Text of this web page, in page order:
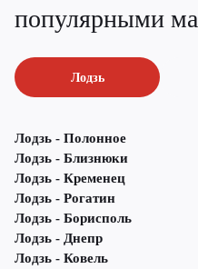
популярными
Лодзь
Лодзь - Полонное
Лодзь - Близнюки
Лодзь - Кременец
Лодзь - Рогатин
Лодзь - Борисполь
Лодзь - Днепр
Лодзь - Ковель